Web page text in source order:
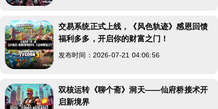
交易系统正式上线，《风色轨迹》感恩回馈
福利多多，开启你的财富之门！
发布时间：2026-07-21 04:06:56
双核运转《聊个斋》洞天——仙府桥接术开
启新境界